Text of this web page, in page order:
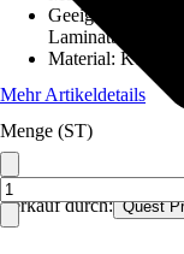
Verkauf durch: Quest
Geeignet für
Laminatboden
Material:
Mehr Artikeldetails
Menge (ST)